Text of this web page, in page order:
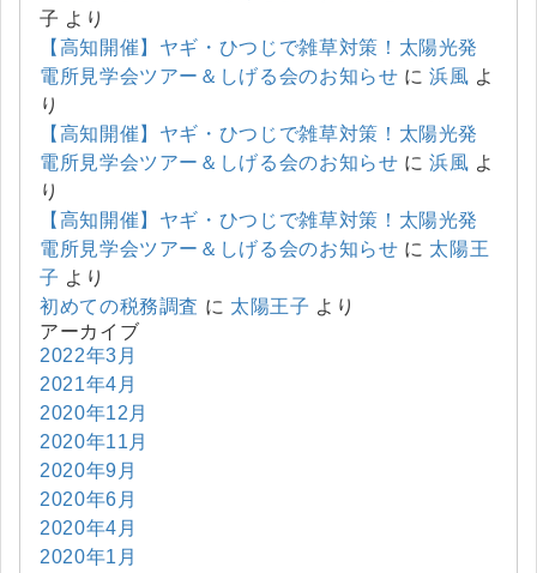
子 より
【高知開催】ヤギ・ひつじで雑草対策！太陽光発
電所見学会ツアー＆しげる会のお知らせ に浜風 よ
り
【高知開催】ヤギ・ひつじで雑草対策！太陽光発
電所見学会ツアー＆しげる会のお知らせ に浜風 よ
り
【高知開催】ヤギ・ひつじで雑草対策！太陽光発
電所見学会ツアー＆しげる会のお知らせ に 太陽王
子 より
初めての税務調査 に 太陽王子 より
アーカイブ
2022年3月
2021年4月
2020年12月
2020年11月
2020年9月
2020年6月
2020年4月
2020年1月